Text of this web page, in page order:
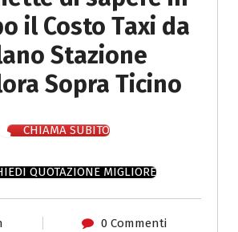
il Costo Taxi da
Stazione
Sopra Ticino
CHIAMA SUBITO
QUOTAZIONE MIGLIORE
0 Commenti